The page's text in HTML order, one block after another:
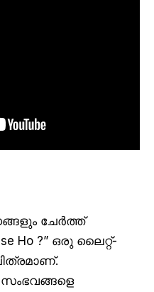
ചേർത്ത്
Ho ?” ഒരു ലൈറ്റ്-